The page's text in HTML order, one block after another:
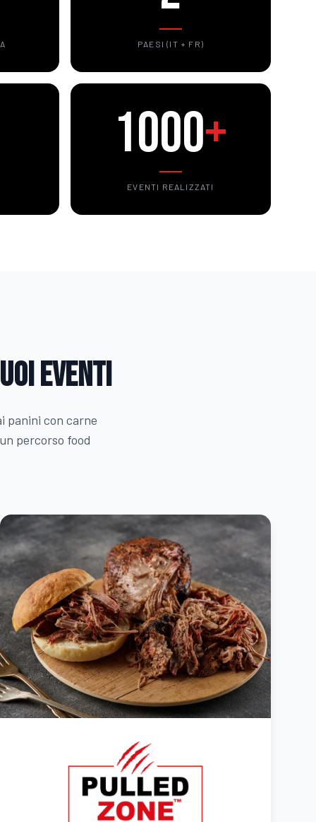
PAESI (IT + FR)
1000+
EVENTI REALIZZATI
eventi
panini con carne
percorso food